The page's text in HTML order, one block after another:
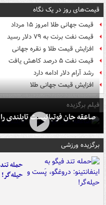
قیمت‌های روز در یک نگاه
قیمت جهانی طلا امروز ۱۵ مرداد
قیمت نفت برنت به ۷۹ دلار رسید
افزایش قیمت طلا و نقره جهانی
قیمت نفت ۵ درصد کاهش یافت
رشد آرام دلار ادامه دارد
افزایش قیمت جهانی طلا
فیلم برگزیده
صاعقه جان فوتبالیست تایلندی
برگزیده ورزشی
حمله
حیله‌گر!